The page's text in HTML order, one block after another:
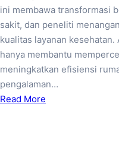
ini membawa transformasi
sakit, dan peneliti
kualitas layanan
hanya membantu
meningkatkan efisiensi
pengalaman…
Read More